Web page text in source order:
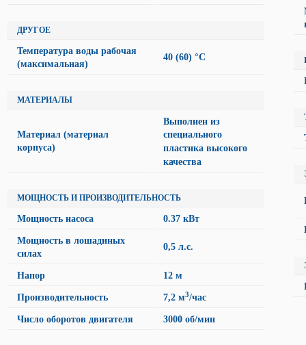
ДРУГОЕ
Температура воды рабочая
(максимальная)
40 (60) °C
МАТЕРИАЛЫ
Материал (материал
корпуса)
Выполнен из
специального
пластика высокого
качества
МОЩНОСТЬ И ПРОИЗВОДИТЕЛЬНОСТЬ
Мощность насоса 0.37 кВт
Мощность в лошадиных
силах
0,5 л.с.
Напор 12 м
Производительность 7,2 м3/час
Число оборотов двигателя 3000 об/мин